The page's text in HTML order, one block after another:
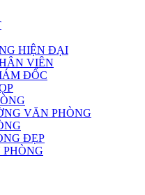
HIỆN ĐẠI
VIÊN
ĐỐC
VĂN PHÒNG
ĐẸP